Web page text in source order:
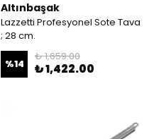
Altınbaşak
Lazzetti Profesyonel Sote Tava
; 28 cm.
%14
₺ 1,659.00
₺ 1,422.00